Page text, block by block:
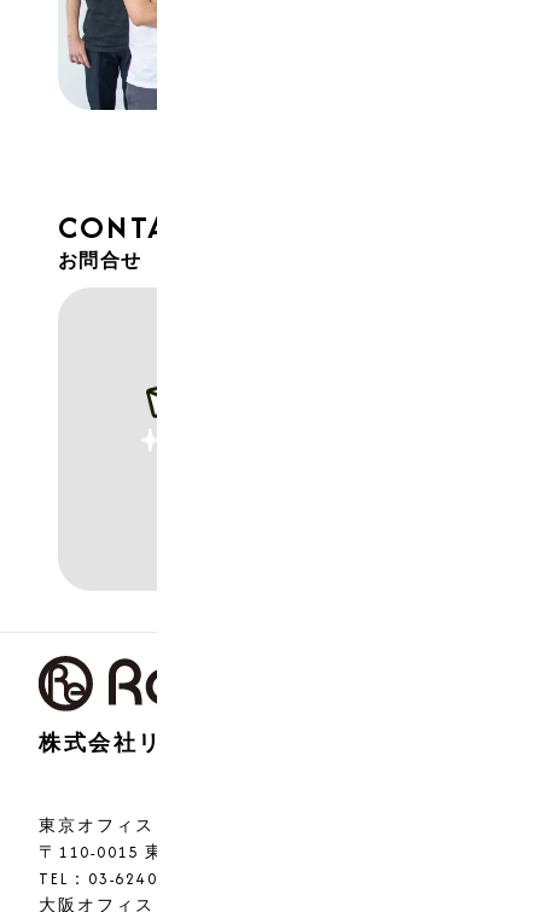
CONTACT
お問合せ
株式会社リアライズ
東京オフィス
〒110-0015 東京都台東区東上野2-14-1-7F
TEL：03-6240-9227
大阪オフィス